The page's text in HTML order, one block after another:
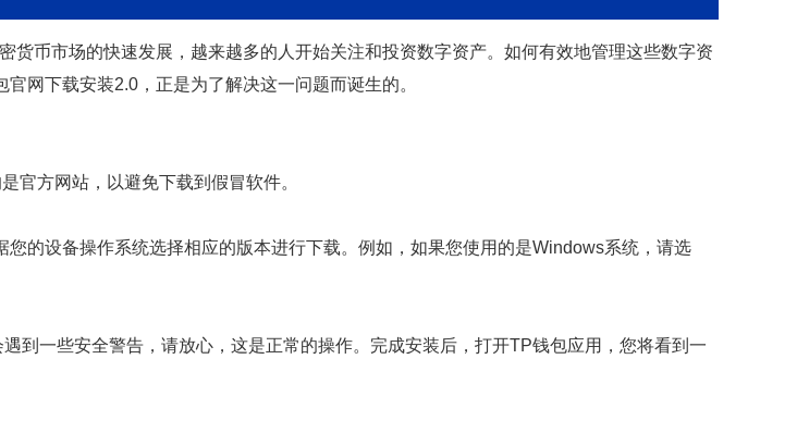
币市场的快速发展，越来越多的人开始关注和投资数字资产。如何有效地管理这些数字资
网下载安装2.0，正是为了解决这一问题而诞生的。
官方网站，以避免下载到假冒软件。
的设备操作系统选择相应的版本进行下载。例如，如果您使用的是Windows系统，请选
到一些安全警告，请放心，这是正常的操作。完成安装后，打开TP钱包应用，您将看到一